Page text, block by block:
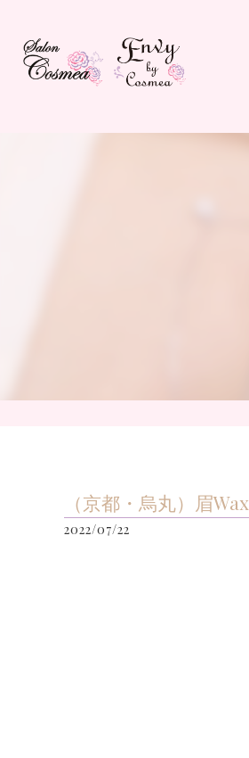
（京都・烏丸）眉Wax
2022/07/22